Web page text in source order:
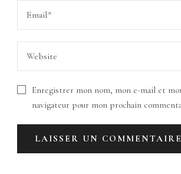
Enregistrer mon nom, mon e-mail et
navigateur pour mon prochain